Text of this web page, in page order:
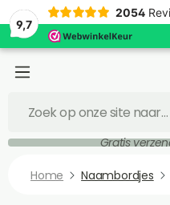
9,7
2054
Gratis
Home Naambordjes